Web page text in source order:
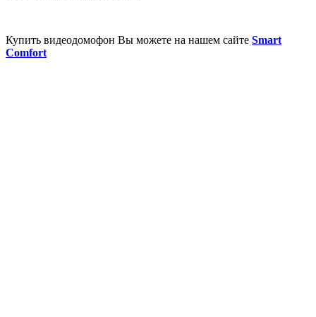
Купить видеодомофон Вы можете на нашем сайте Smart
Comfort